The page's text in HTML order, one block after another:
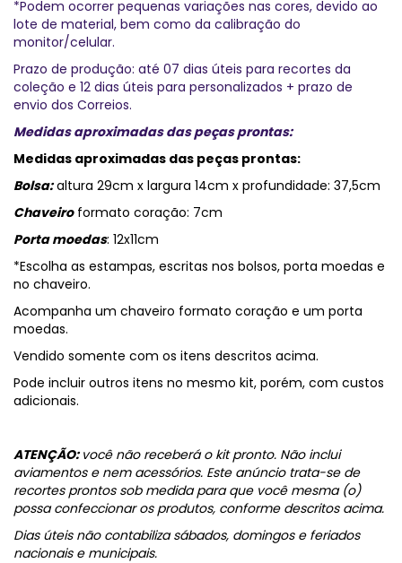
*Podem ocorrer pequenas variações nas cores, devido ao
lote de material, bem como da calibração do
monitor/celular.
Prazo de produção: até 07 dias úteis para recortes da
coleção e 12 dias úteis para personalizados + prazo de
envio dos Correios.
Medidas aproximadas das peças prontas:
Medidas aproximadas das peças prontas:
Bolsa:altura 29cm x largura 14cm x profundidade: 37,5cm
Chaveiroformato coração: 7cm
Porta moedas: 12x11cm
*Escolha as estampas, escritas nos bolsos, porta moedas e
no chaveiro.
Acompanha um chaveiro formato coração e um porta
moedas.
Vendido somente com os itens descritos acima.
Pode incluir outros itens no mesmo kit, porém, com custos
adicionais.
ATENÇÃO: você não receberá o kit pronto. Não inclui
aviamentos e nem acessórios. Este anúncio trata-se de
recortes prontos sob medida para que você mesma (o)
possa confeccionar os produtos, conforme descritos acima.
Dias úteis não contabiliza sábados, domingos e feriados
nacionais e municipais.